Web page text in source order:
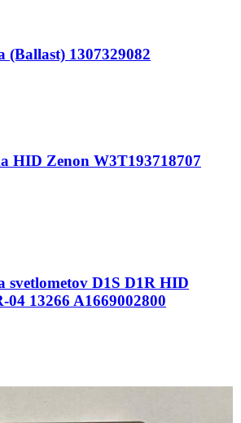
(Ballast) 1307329082
HID Zenon W3T193718707
svetlometov D1S D1R HID
04 13266 A1669002800